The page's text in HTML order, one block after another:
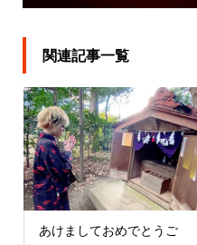
関連記事一覧
あけましておめでとうご